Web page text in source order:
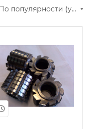
По популярности (убывание)